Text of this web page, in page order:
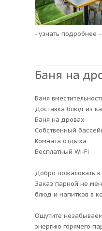
- узнать подробнее -
Баня на
Баня
Доставка блюд из
Баня на дровах
Собственный
Комната отдыха
Бесплатный Wi-Fi
Добро пожаловать
Заказ парной не
блюд и напитков в
Ощутите
энергию горячего